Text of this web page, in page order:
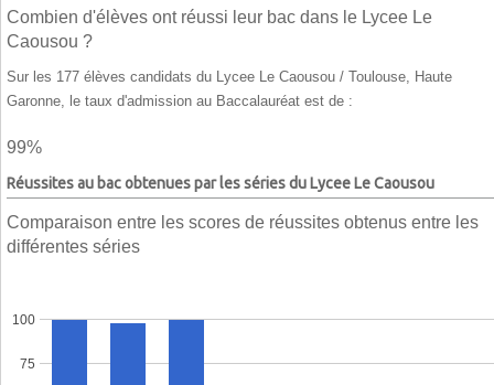
Combien d'élèves ont réussi leur bac dans le Lycee Le
Caousou ?
Sur les 177 élèves candidats du Lycee Le Caousou / Toulouse, Haute
Garonne, le taux d'admission au Baccalauréat est de :
99%
Réussites au bac obtenues par les séries du Lycee Le Caousou
Comparaison entre les scores de réussites obtenus entre les
différentes séries
75
100